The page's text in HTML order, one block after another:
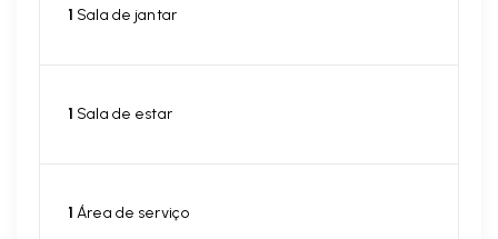
1 Sala de jantar
1 Sala de estar
1 Área de serviço